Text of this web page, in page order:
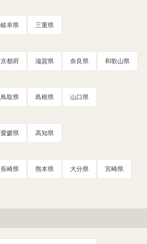
岐阜県 三重県
京都府 滋賀県 奈良県 和歌山県
鳥取県 島根県 山口県
愛媛県 高知県
長崎県 熊本県 大分県 宮崎県